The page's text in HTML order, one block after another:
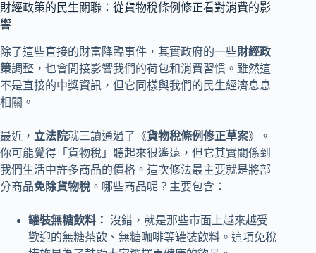
財經政策的民生關聯：從貨物稅條例修正看對消費的影
響
除了這些直接的財富降臨事件，其實政府的一些財經政
策調整，也會間接影響我們的荷包和消費習慣。雖然這
不是直接的中獎資訊，但它同樣與我們的民生經濟息息
相關。
最近， 立法院就三讀通過了《貨物稅條例修正草案》。
你可能覺得「貨物稅」聽起來很遙遠，但它其實關係到
我們生活中許多商品的價格。這次修法最主要就是將部
分商品免除貨物稅 。哪些商品呢？主要包含：
罐裝無糖飲料： 沒錯，就是那些市面上越來越受
歡迎的無糖茶飲、無糖咖啡等罐裝飲料。這項免稅